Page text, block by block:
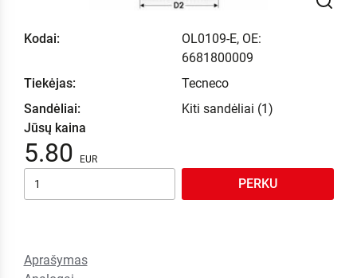
Kodai:
OL0109-E, OE:
6681800009
Tiekėjas:
Tecneco
Sandėliai:
Kiti sandėliai (1)
Jūsų kaina
5.80
PERKU
Aprašymas